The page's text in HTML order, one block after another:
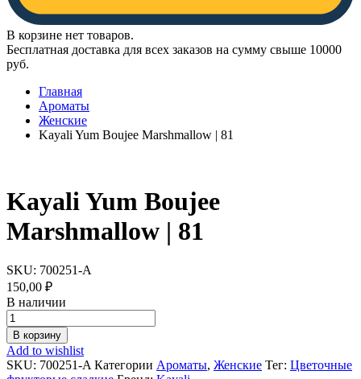
В корзине нет товаров.
Бесплатная доставка для всех заказов на сумму свыше 10000
руб.
Главная
Ароматы
Женские
Kayali Yum Boujee Marshmallow | 81
Kayali Yum Boujee
Marshmallow | 81
SKU: 700251-A
150,00 ₽
В наличии
Kayali
Yum
Boujee
Marshmallow
|
В корзину
Add to wishlist
SKU: 700251-A Категории Ароматы, Женские Тег: Цветочные